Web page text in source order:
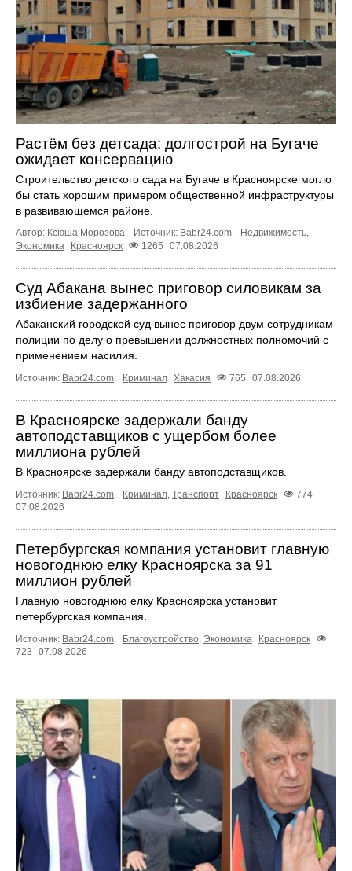
Растём без детсада: долгострой на Бугаче
ожидает консервацию
Строительство детского сада на Бугаче в Красноярске могло
бы стать хорошим примером общественной инфраструктуры
в развивающемся районе.
Автор: Ксюша Морозова. Источник: Babr24.com Недвижимость
Экономика
Красноярск 1265 07.08.2026
Суд Абакана вынес приговор силовикам за
избиение задержанного
Абаканский городской суд вынес приговор двум сотрудникам
полиции по делу о превышении должностных полномочий с
применением насилия.
Источник: Babr24.com. Криминал Хакасия 765 07.08.2026
В Красноярске задержали банду
автоподставщиков с ущербом более
миллиона рублей
В Красноярске задержали банду автоподставщиков.
Источник: Babr24.com. Криминал, Транспорт Красноярск
774
07.08.2026
Петербургская компания установит главную
новогоднюю елку Красноярска за 91
миллион рублей
Главную новогоднюю елку Красноярска установит
петербургская компания.
Источник: Babr24.com. Благоустройство, Экономика
Красноярск
723
07.08.2026